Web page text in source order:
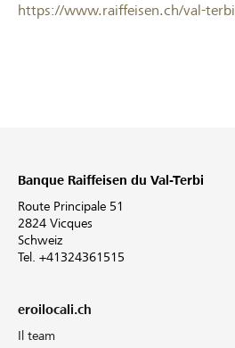
https://www.raiffeisen.ch/val-terbi
Banque Raiffeisen du Val-Terbi
Route Principale 51
2824 Vicques
Schweiz
Tel. +41324361515
eroilocali.ch
Il team